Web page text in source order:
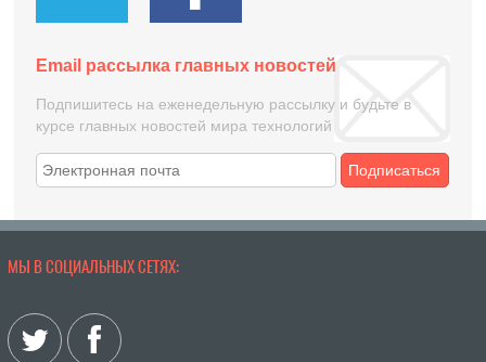
Email рассылка главных новостей
Подпишитесь на еженедельную рассылку и будьте в
курсе главных новостей мира технологий
Подписаться
МЫ В СОЦИАЛЬНЫХ СЕТЯХ: